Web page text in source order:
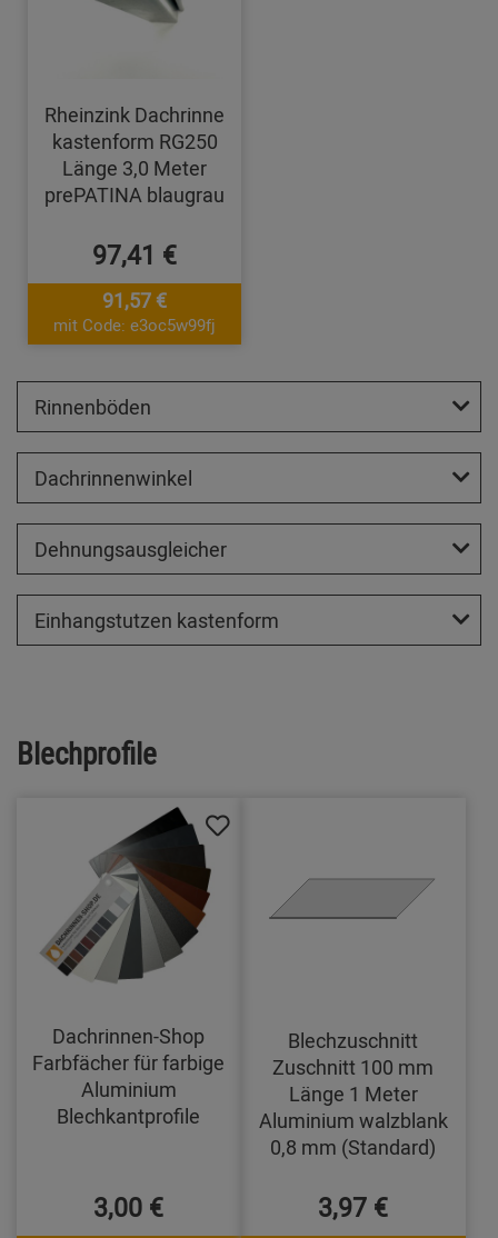
Rheinzink Dachrinne
kastenform RG250
Länge 3,0 Meter
prePATINA blaugrau
97,41 €
91,57 €
mit Code: e3oc5w99fj
Rinnenböden
Dachrinnenwinkel
Dehnungsausgleicher
Einhangstutzen kastenform
Blechprofile
Dachrinnen-Shop
Farbfächer für farbige
Aluminium
Blechkantprofile
3,00 €
Blechzuschnitt
Zuschnitt 100 mm
Länge 1 Meter
Aluminium walzblank
0,8 mm (Standard)
3,97 €